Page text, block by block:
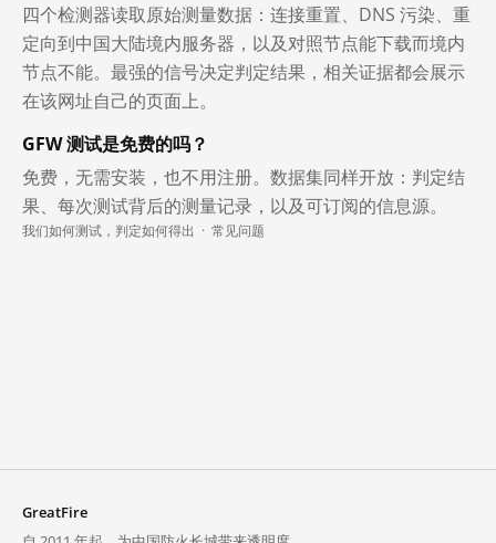
四个检测器读取原始测量数据：连接重置、DNS 污染、重
定向到中国大陆境内服务器，以及对照节点能下载而境内
节点不能。最强的信号决定判定结果，相关证据都会展示
在该网址自己的页面上。
GFW 测试是免费的吗？
免费，无需安装，也不用注册。数据集同样开放：判定结
果、每次测试背后的测量记录，以及可订阅的信息源。
我们如何测试，判定如何得出 · 常见问题
GreatFire